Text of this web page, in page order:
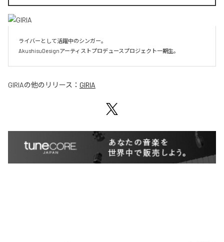
ライバーとして活躍中のシンガー。
AkushisuDesignアーティストプロデュースプロジェクト一期生。
GIRIAの他のリリース： GIRIA